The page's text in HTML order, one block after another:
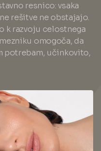
resnico: vsaka
rešitve ne obstajajo.
k razvoju celostnega
omogoča, da
potrebam, učinkovito,